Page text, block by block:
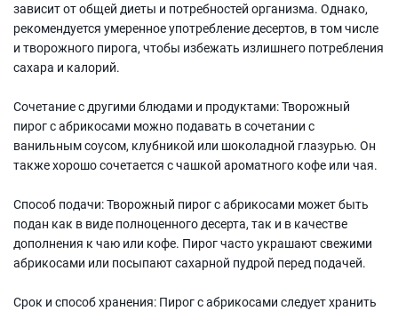
зависит от общей диеты и потребностей организма. Однако,
рекомендуется умеренное употребление десертов, в том числе
и творожного пирога, чтобы избежать излишнего потребления
сахара и калорий.
Сочетание с другими блюдами и продуктами: Творожный
пирог с абрикосами можно подавать в сочетании с
ванильным соусом, клубникой или шоколадной глазурью. Он
также хорошо сочетается с чашкой ароматного кофе или чая.
Способ подачи: Творожный пирог с абрикосами может быть
подан как в виде полноценного десерта, так и в качестве
дополнения к чаю или кофе. Пирог часто украшают свежими
абрикосами или посыпают сахарной пудрой перед подачей.
Срок и способ хранения: Пирог с абрикосами следует хранить